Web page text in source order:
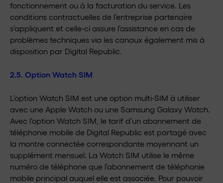
fonctionnement ou à la facturation du service. Les
conditions contractuelles de l’entreprise partenaire
s’appliquent et celle-ci assure l’assistance en cas de
problèmes techniques via les canaux également mis à
disposition par Digital Republic.
2.5. Option Watch SIM
L’option Watch SIM est une option multi-SIM à utiliser
avec une Apple Watch ou une Samsung Galaxy Watch.
Avec l’option Watch SIM, le tarif d’un abonnement de
téléphonie mobile de Digital Republic est partagé avec
la montre connectée correspondante moyennant un
supplément mensuel. La Watch SIM utilise le même
numéro de téléphone que l’abonnement de téléphonie
mobile principal auquel elle est associée. Pour pouvoir